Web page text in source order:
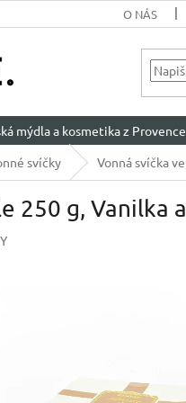
O NÁS
mýdla a kosmetika z Provence
svíčky Vonná svíčka
250 g, Vanilka